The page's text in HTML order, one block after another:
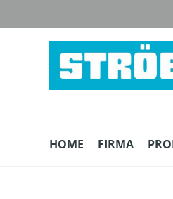
HOME FIRMA